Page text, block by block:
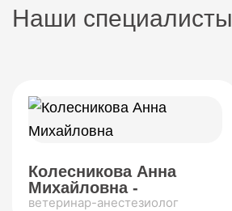
Наши специалисты
Колесникова Анна
Михайловна -
ветеринар-анестезиолог